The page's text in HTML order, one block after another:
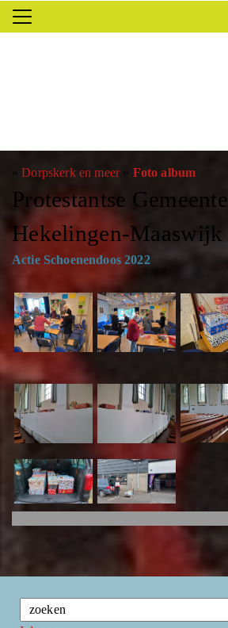
»Dorpskerk en meer» Foto album
Protestantse Gemeente
Hekelingen-Maaswijk
Actie Schoenendoos 2022